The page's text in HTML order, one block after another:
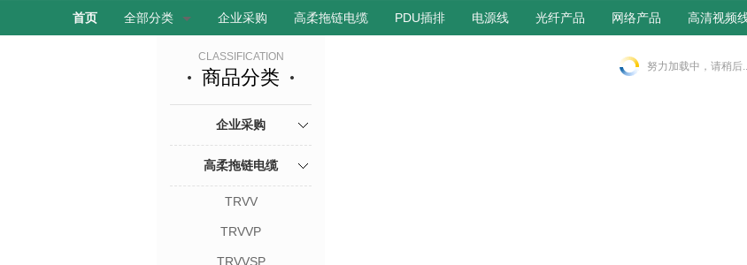
首页 全部分类 企业采购 高柔拖链电缆 PDU插排 电源线 光纤产品 网络产品 高清视频
CLASSIFICATION
商品分类
企业采购
高柔拖链电缆
TRVV
TRVVP
TRVVSP
努力加载中，请稍后